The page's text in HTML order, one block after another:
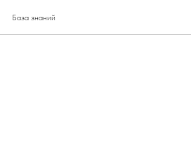
База знаний